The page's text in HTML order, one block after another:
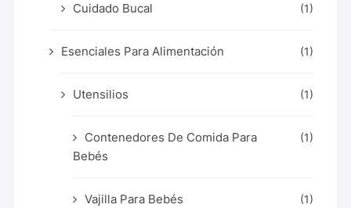
Cuidado Bucal (1)
Esenciales Para Alimentación (1)
Utensilios (1)
Contenedores De Comida Para
Bebés
(1)
Vajilla Para Bebés (1)